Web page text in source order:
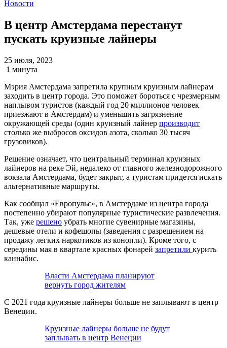
Новости
В центр Амстердама перестанут
пускать круизные лайнеры
25 июля, 2023
1 минута
Мэрия Амстердама запретила крупным круизным лайнерам
заходить в центр города. Это поможет бороться с чрезмерным
наплывом туристов (каждый год 20 миллионов человек
приезжают в Амстердам) и уменьшить загрязнение
окружающей среды (один круизный лайнер производит
столько же выбросов оксидов азота, сколько 30 тысяч
грузовиков).
Решение означает, что центральный терминал круизных
лайнеров на реке Эй, недалеко от главного железнодорожного
вокзала Амстердама, будет закрыт, а туристам придется искать
альтернативные маршруты.
Как сообщал «Европульс», в Амстердаме из центра города
постепенно убирают популярные туристические развлечения.
Так, уже решено убрать многие сувенирные магазины,
дешевые отели и кофешопы (заведения с разрешением на
продажу легких наркотиков из конопли). Кроме того, с
середины мая в квартале красных фонарей запретили курить
каннабис.
Власти Амстердама планируют
вернуть город жителям
С 2021 года круизные лайнеры больше не заплывают в центр
Венеции.
Круизные лайнеры больше не будут
заплывать в центр Венеции